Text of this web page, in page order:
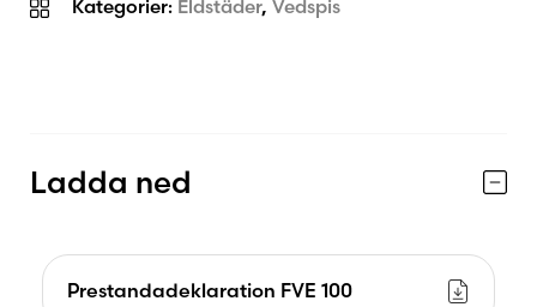
Kategorier: Eldstäder, Vedspis
Ladda ned
Prestandadeklaration FVE 100